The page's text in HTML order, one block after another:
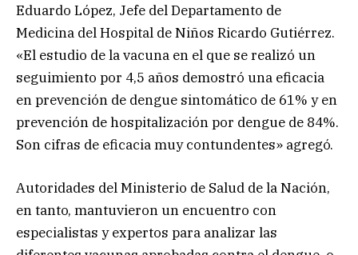
Eduardo López, Jefe del Departamento de
Medicina del Hospital de Niños Ricardo Gutiérrez.
«El estudio de la vacuna en el que se realizó un
seguimiento por 4,5 años demostró una eficacia
en prevención de dengue sintomático de 61% y en
prevención de hospitalización por dengue de 84%.
Son cifras de eficacia muy contundentes» agregó.
Autoridades del Ministerio de Salud de la Nación,
en tanto, mantuvieron un encuentro con
especialistas y expertos para analizar las